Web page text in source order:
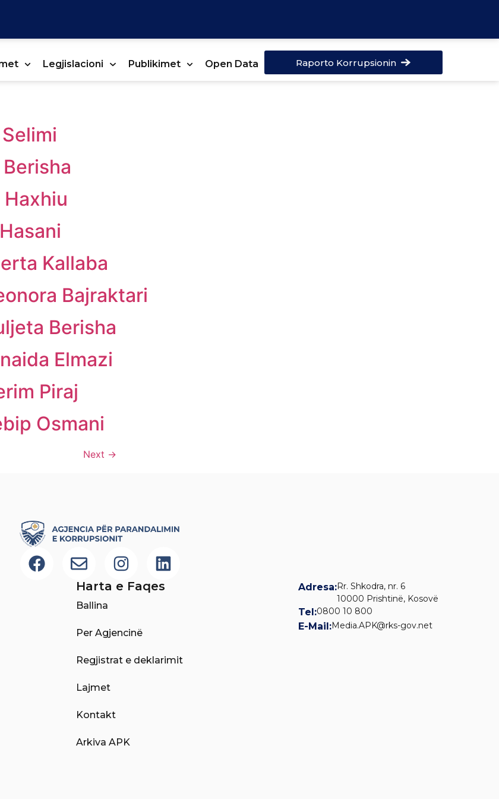
Legjislacioni Publikimet Open Data Raporto Korrupsionin
Kallaba
Bajraktari
Berisha
Elmazi
Piraj
Osmani
Next →
Harta e Faqes
Ballina
Per Agjencinë
Regjistrat e deklarimit
Lajmet
Kontakt
Arkiva APK
Adresa:Rr. Shkodra, nr. 6
10000 Prishtinë, Kosovë
Tel:0800 10 800
E-Mail:Media.APK@rks-gov.net